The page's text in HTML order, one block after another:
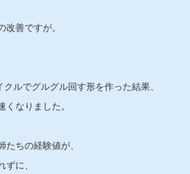
善ですが。
ルでグルグル回す形を作った結果、
なりました。
ちの経験値が、
に、